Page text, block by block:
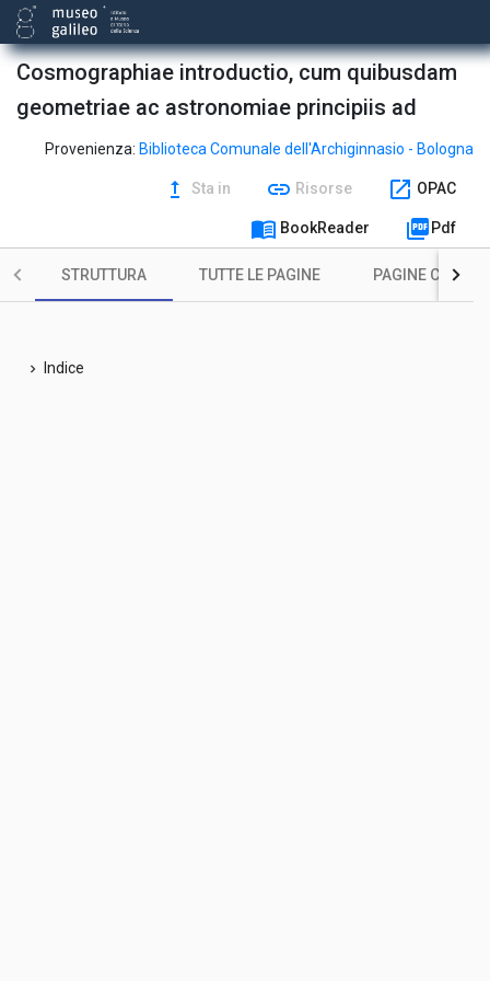
Cosmographiae introductio, cum quibusdam
geometriae ac astronomiae principiis ad
Provenienza: Biblioteca Comunale dell'Archiginnasio - Bologna
upgrade Sta in link Risorse open_in_new OPAC
menu_book BookReader picture_as_pdf Pdf
STRUTTURA TUTTE LE PAGINE PAGINE CON
chevron_right Indice